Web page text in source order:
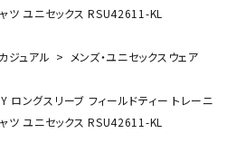
ツ ユニセックス RSU42611-KL
ジュアル
メンズ・ユニセックスウェア
ロングスリーブ フィールドティー トレーニ
ツ ユニセックス RSU42611-KL